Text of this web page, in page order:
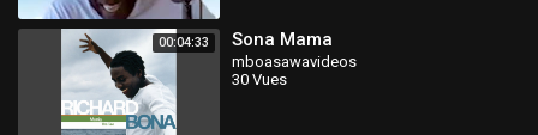
00:04:33 Sona Mama
mboasawavideos
30 Vues